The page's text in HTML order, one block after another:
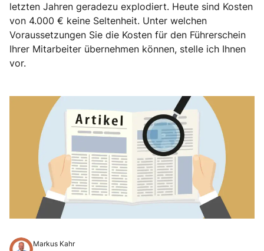
letzten Jahren geradezu explodiert. Heute sind Kosten
von 4.000 € keine Seltenheit. Unter welchen
Voraussetzungen Sie die Kosten für den Führerschein
Ihrer Mitarbeiter übernehmen können, stelle ich Ihnen
vor.
Markus Kahr